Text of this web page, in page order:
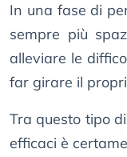
In una fase di
sempre più
alleviare le
far girare il
Tra questo tipo
efficaci è